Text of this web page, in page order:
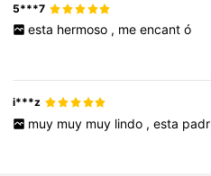
5***7
esta hermoso , me encant ó
i***z
muy muy muy lindo , esta padr